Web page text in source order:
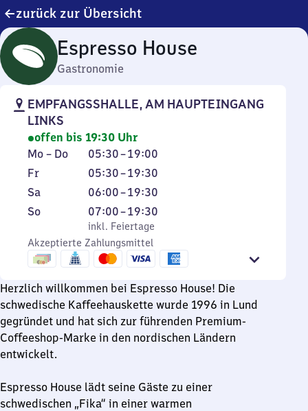
zurück zur Übersicht
Espresso House
Gastronomie
EMPFANGSSHALLE, AM HAUPTEINGANG
LINKS
offen bis 19:30 Uhr
Montag
bis
Donnerstag
Mo – Do 05:30–19:00
Von
5
Uhr
bis
19
Uhr
Freitag
Fr 05:30–19:30
Von
5
Uhr
30
bis
19
Uhr
30
Samstag
Sa 06:00–19:30
Von
6
Uhr
bis
19
30
Sonntag
So,
inkl. Feiertage
07:00–19:30
Von
7
Uhr
bis
Uhr
30
inkl. Feiertage
Akzeptierte Zahlungsmittel
Herzlich willkommen bei Espresso House! Die
schwedische Kaffeehauskette wurde 1996 in Lund
gegründet und hat sich zur führenden Premium-
Coffeeshop-Marke in den nordischen Ländern
entwickelt.
Espresso House lädt seine Gäste zu einer
schwedischen „Fika“ in einer warmen